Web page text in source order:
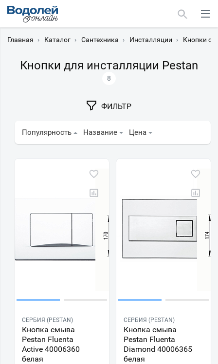
Главная › Каталог › Сантехника › Инсталляции › Кнопки
Кнопки для инсталляции Pestan
8
ФИЛЬТР
Популярность Название Цена
СЕРБИЯ (PESTAN)
Кнопка смыва
Pestan Fluenta
Active 40006360
белая
СЕРБИЯ (PESTAN)
Кнопка смыва
Pestan Fluenta
Diamond 40006365
белая